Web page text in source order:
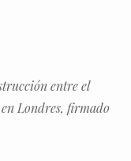
entre el
Londres, firmado